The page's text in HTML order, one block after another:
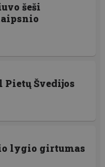
šeši
Švedijos
lygio girtumas